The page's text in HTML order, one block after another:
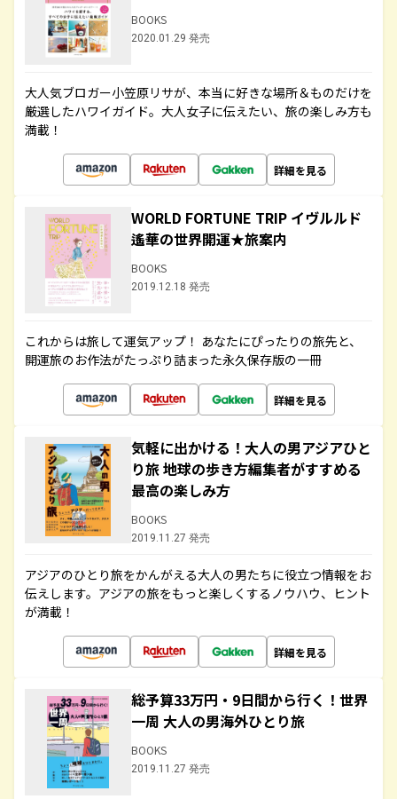
BOOKS
2020.01.29 発売
大人気ブロガー小笠原リサが、本当に好きな場所＆ものだけを
厳選したハワイガイド。大人女子に伝えたい、旅の楽しみ方も
満載！
詳細を見る
WORLD FORTUNE TRIP イヴルルド
遙華の世界開運★旅案内
BOOKS
2019.12.18 発売
これからは旅して運気アップ！ あなたにぴったりの旅先と、
開運旅のお作法がたっぷり詰まった永久保存版の一冊
詳細を見る
気軽に出かける！大人の男アジアひと
り旅 地球の歩き方編集者がすすめる
最高の楽しみ方
BOOKS
2019.11.27 発売
アジアのひとり旅をかんがえる大人の男たちに役立つ情報をお
伝えします。アジアの旅をもっと楽しくするノウハウ、ヒント
が満載！
詳細を見る
総予算33万円・9日間から行く！世界
一周 大人の男海外ひとり旅
BOOKS
2019.11.27 発売